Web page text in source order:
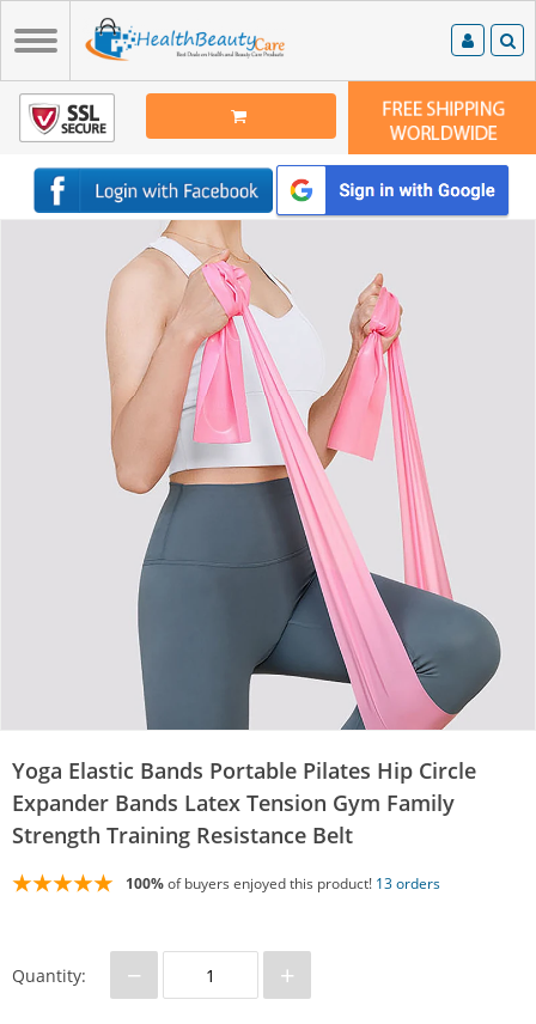
Yoga Elastic Bands Portable Pilates Hip Circle
Expander Bands Latex Tension Gym Family
Strength Training Resistance Belt
100%of buyers enjoyed this product! 13 orders
Quantity: − +